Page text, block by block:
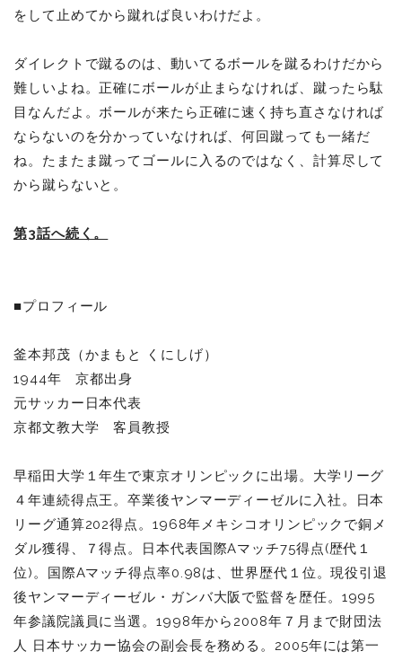
をして止めてから蹴れば良いわけだよ。
ダイレクトで蹴るのは、動いてるボールを蹴るわけだから
難しいよね。正確にボールが止まらなければ、蹴ったら駄
目なんだよ。ボールが来たら正確に速く持ち直さなければ
ならないのを分かっていなければ、何回蹴っても一緒だ
ね。たまたま蹴ってゴールに入るのではなく、計算尽して
から蹴らないと。
第3話へ続く。
■プロフ ィール
釜本邦茂（かまもと くにしげ）
1944年 京都出身
元サッカー日本代表
京都文教大学 客員教授
早稲田大学１年生で東京オリンピックに出場。大学リーグ
４年連続得点王。卒業後ヤンマーディーゼルに入社。日本
リーグ通算202得点。1968年メキシコオリンピックで銅メ
ダル獲得、７得点。日本代表国際Aマッチ75得点(歴代１
位)。国際Aマッチ得点率0.98は、世界歴代１位。現役引退
後ヤンマーディーゼル・ガンバ大阪で監督を歴任。1995
年参議院議員に当選。1998年から2008年７月まで財団法
人 日本サッカー協会の副会長を務める。2005年には第一